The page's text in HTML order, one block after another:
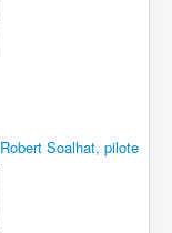
Robert Soalhat, pilote